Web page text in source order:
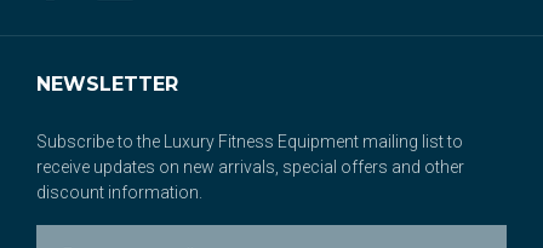
NEWSLETTER
Subscribe to the Luxury Fitness Equipment mailing list to
receive updates on new arrivals, special offers and other
discount information.